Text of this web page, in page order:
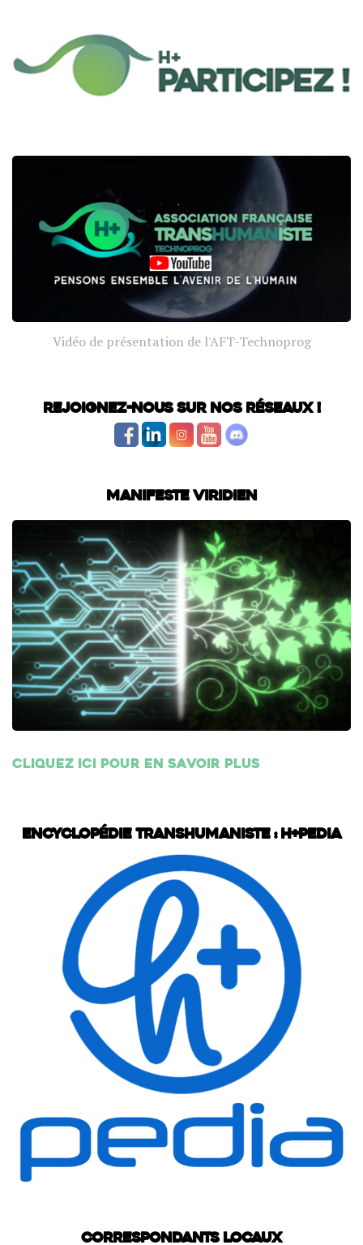
Vidéo de présentation de l'AFT-Technoprog
Rejoignez-nous sur nos réseaux !
Manifeste Viridien
Cliquez ici pour en savoir plus
Encyclopédie transhumaniste : H+Pedia
Correspondants locaux